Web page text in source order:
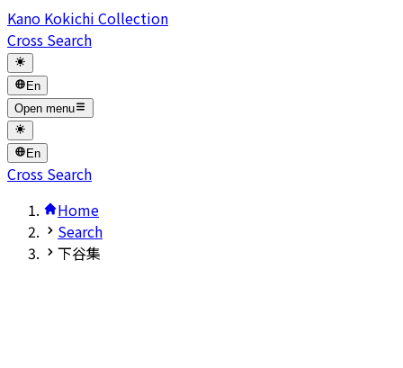
Kano Kokichi Collection
Cross Search
En
Open menu
En
Cross Search
Home
Search
下谷集